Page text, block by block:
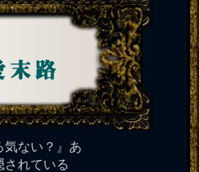
ない？』あ
れている